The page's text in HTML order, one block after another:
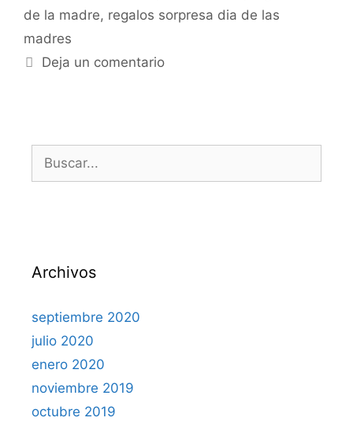
de la madre, regalos sorpresa dia de las
madres
Deja un comentario
Archivos
septiembre 2020
julio 2020
enero 2020
noviembre 2019
octubre 2019